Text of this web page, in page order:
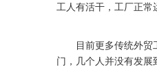
工人有活干，工厂正常
目前更多传统外贸工
门，几个人并没有发展